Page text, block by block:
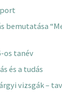
bemutatása
os tanév
és a tudás
vizsgák –